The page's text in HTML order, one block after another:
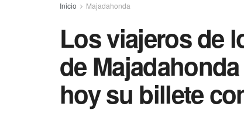
Inicio Majadahonda
Los viajeros de
de
hoy su billete